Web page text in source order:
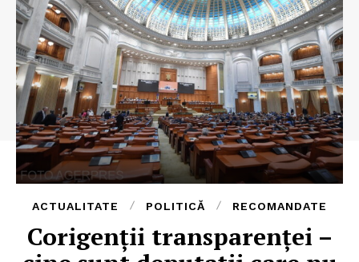
ACTUALITATE POLITICĂ RECOMANDATE
Corigenții transparenței –